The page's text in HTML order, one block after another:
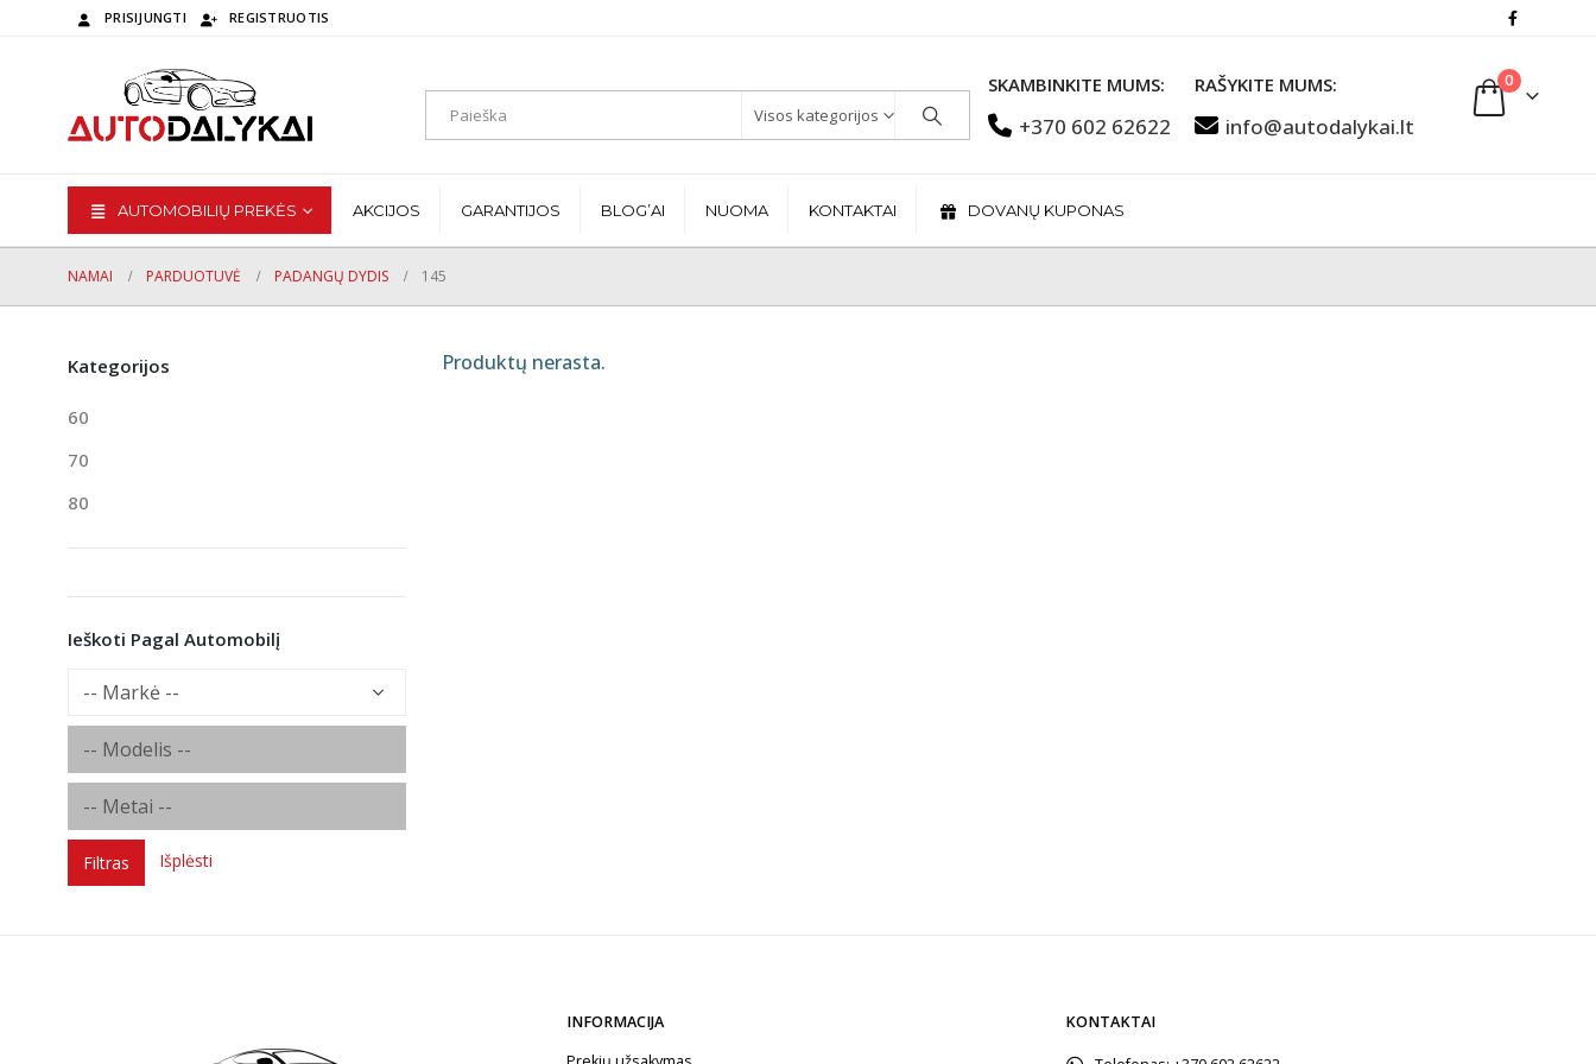
PRISIJUNGTI REGISTRUOTIS
Visos kategorijos
SKAMBINKITE MUMS:
+370 602 62622
RAŠYKITE MUMS:
info@autodalykai.lt
0
AUTOMOBILIŲ PREKĖS AKCIJOS GARANTIJOS BLOG’AI NUOMA KONTAKTAI DOVANŲ KUPONAS
NAMAI PARDUOTUVĖ PADANGŲ DYDIS 145
Produktų nerasta.
Kategorijos
60
70
80
Ieškoti Pagal Automobilį
Filtras Išplėsti
INFORMACIJA
KONTAKTAI